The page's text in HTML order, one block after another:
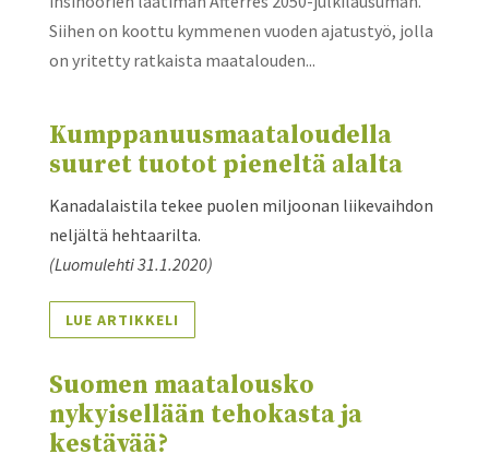
Siihen on koottu kymmenen vuoden ajatustyö, jolla
on yritetty ratkaista maatalouden...
Kumppanuusmaataloudella
suuret tuotot pieneltä alalta
Kanadalaistila tekee puolen miljoonan liikevaihdon
neljältä hehtaarilta.
(Luomulehti 31.1.2020)
LUE ARTIKKELI
Suomen maatalousko
nykyisellään tehokasta ja
kestävää?